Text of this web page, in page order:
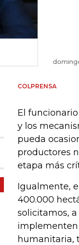
COLPRENSA
El
y los
pueda
productores
etapa más
Igualmente,
400.000
solicitamos,
implementen
humanitaria,